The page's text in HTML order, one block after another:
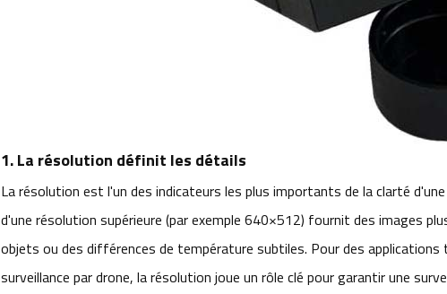
1. La résolution définit les détails
La résolution est l'un des indicateurs les plus importants de la clarté
d'une résolution supérieure (par exemple 640×512) fournit des images
objets ou des différences de température subtiles. Pour des
surveillance par drone, la résolution joue un rôle clé pour garantir une